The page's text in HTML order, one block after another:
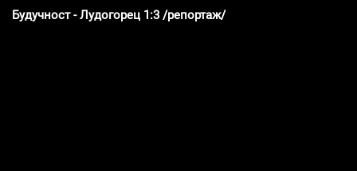
Будучност - Лудогорец 1:3 /репортаж/